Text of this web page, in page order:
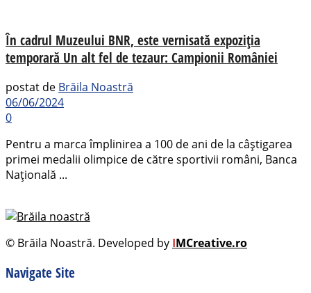
În cadrul Muzeului BNR, este vernisată expoziția
temporară Un alt fel de tezaur: Campionii României
postat de Brăila Noastră
06/06/2024
0
Pentru a marca împlinirea a 100 de ani de la câștigarea
primei medalii olimpice de către sportivii români, Banca
Națională ...
© Brăila Noastră. Developed by IMCreative.ro
Navigate Site